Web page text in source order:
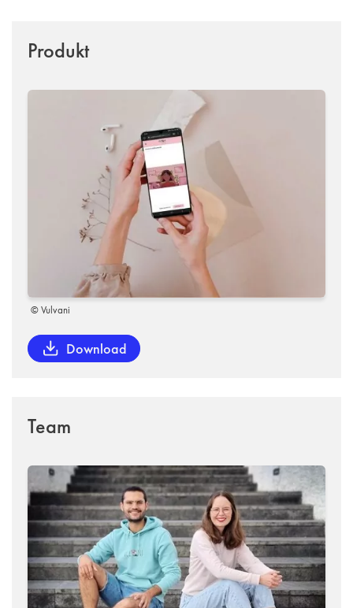
Produkt
© Vulvani
Download
Team